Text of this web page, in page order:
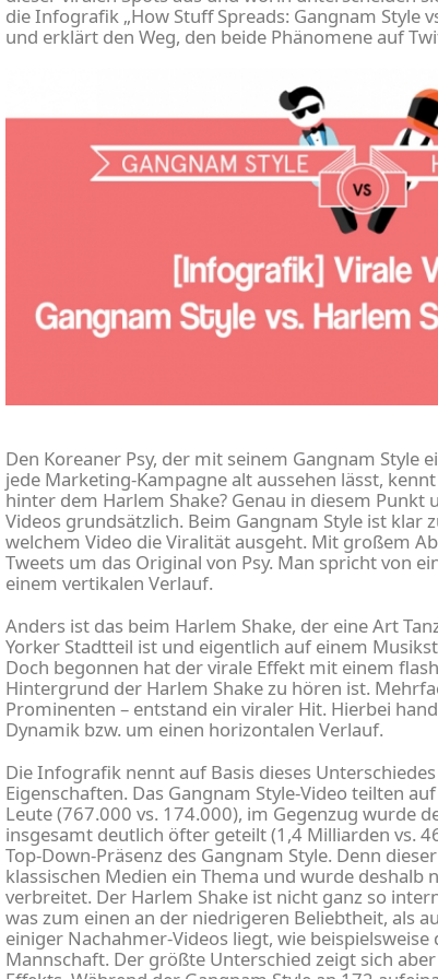
die Infografik „How Stuff Spreads: Gangnam Style
und erklärt den Weg, den beide Phänomene auf
Den Koreaner Psy, der mit seinem Gangnam Style
jede Marketing-Kampagne alt aussehen lässt,
hinter dem Harlem Shake? Genau in diesem Punkt
Videos grundsätzlich. Beim Gangnam Style ist klar
welchem Video die Viralität ausgeht. Mit großem
Tweets um das Original von Psy. Man spricht von
einem vertikalen Verlauf.
Anders ist das beim Harlem Shake, der eine Art
Yorker Stadtteil ist und eigentlich auf einem
Doch begonnen hat der virale Effekt mit einem
Hintergrund der Harlem Shake zu hören ist.
Prominenten – entstand ein viraler Hit. Hierbei
Dynamik bzw. um einen horizontalen Verlauf.
Die Infografik nennt auf Basis dieses
Eigenschaften. Das Gangnam Style-Video teilten
Leute (767.000 vs. 174.000), im Gegenzug wurde
insgesamt deutlich öfter geteilt (1,4 Milliarden vs.
Top-Down-Präsenz des Gangnam Style. Denn
klassischen Medien ein Thema und wurde deshalb
verbreitet. Der Harlem Shake ist nicht ganz so
was zum einen an der niedrigeren Beliebtheit, als
einiger Nachahmer-Videos liegt, wie
Mannschaft. Der größte Unterschied zeigt sich